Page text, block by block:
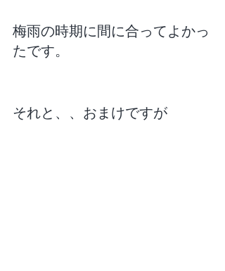
梅雨の時期に間に合ってよかっ
たです。
それと、、おまけですが